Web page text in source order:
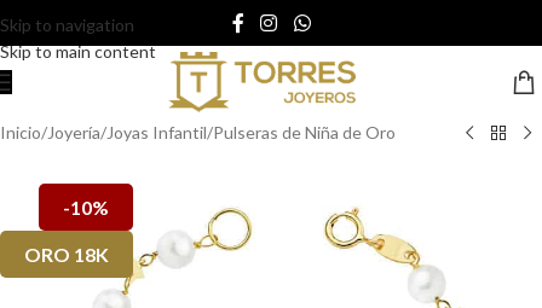
Skip to navigation
Skip to main content
Inicio/Joyería/Joyas Infantil/Pulseras de Niña de Oro
-10%
ORO 18K